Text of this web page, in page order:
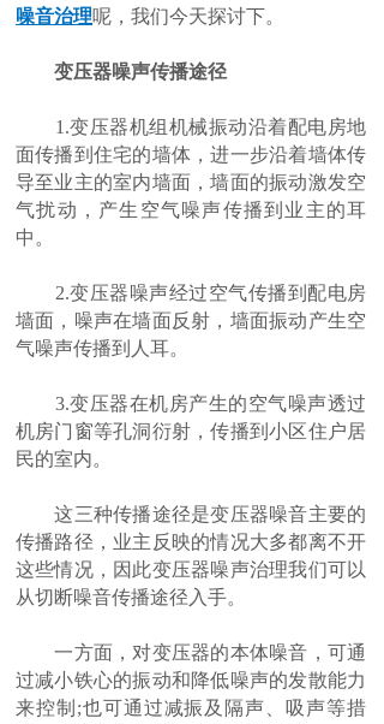
噪音治理呢，我们今天探讨下。
变压器噪声传播途径
1.变压器机组机械振动沿着配电房地
面传播到住宅的墙体，进一步沿着墙体传
导至业主的室内墙面，墙面的振动激发空
气扰动，产生空气噪声传播到业主的耳
中。
2.变压器噪声经过空气传播到配电房
墙面，噪声在墙面反射，墙面振动产生空
气噪声传播到人耳。
3.变压器在机房产生的空气噪声透过
机房门窗等孔洞衍射，传播到小区住户居
民的室内。
这三种传播途径是变压器噪音主要的
传播路径，业主反映的情况大多都离不开
这些情况，因此变压器噪声治理我们可以
从切断噪音传播途径入手。
一方面，对变压器的本体噪音，可通
过减小铁心的振动和降低噪声的发散能力
来控制;也可通过减振及隔声、吸声等措